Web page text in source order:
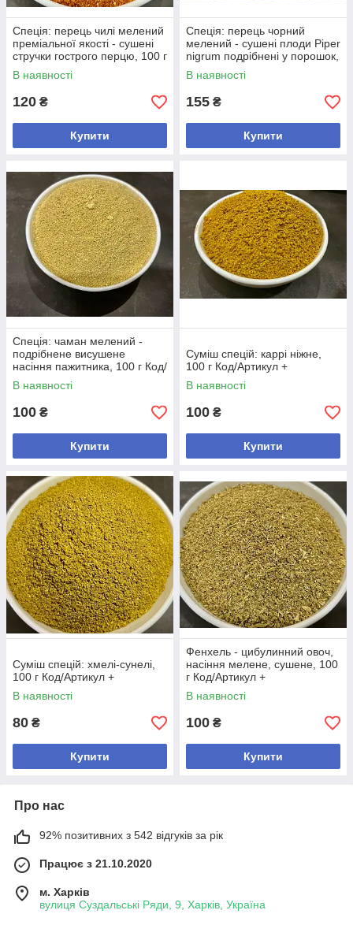
Спеція: перець чилі мелений
преміальної якості - сушені
стручки гострого перцю, 100 г
Код/Артикул +
В наявності
120 ₴
Купити
Спеція: перець чорний
мелений - сушені плоди Piper
nigrum подрібнені у порошок,
100 г Код/Артикул +
В наявності
155 ₴
Купити
Спеція: чаман мелений -
подрібнене висушене
насіння пажитника, 100 г Код/
Артикул +
В наявності
100 ₴
Купити
Суміш спецій: каррі ніжне,
100 г Код/Артикул +
В наявності
100 ₴
Купити
Суміш спецій: хмелі-сунелі,
100 г Код/Артикул +
В наявності
80 ₴
Купити
Фенхель - цибулинний овоч,
насіння мелене, сушене, 100
г Код/Артикул +
В наявності
100 ₴
Купити
Про нас
92% позитивних з 542 відгуків за рік
Працює з 21.10.2020
м. Харків
вулиця Суздальські Ряди, 9, Харків, Україна